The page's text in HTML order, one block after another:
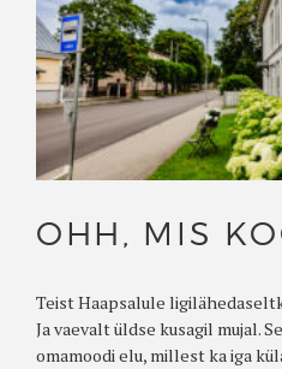
OHH, MIS
Teist Haapsalule
Ja vaevalt üldse kusagil mujal.
omamoodi elu, millest ka iga